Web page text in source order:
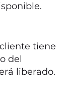
tiene
del
liberado.